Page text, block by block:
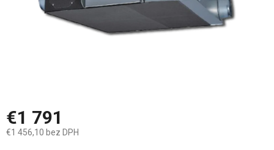
€1 791
€1 456,10 bez DPH